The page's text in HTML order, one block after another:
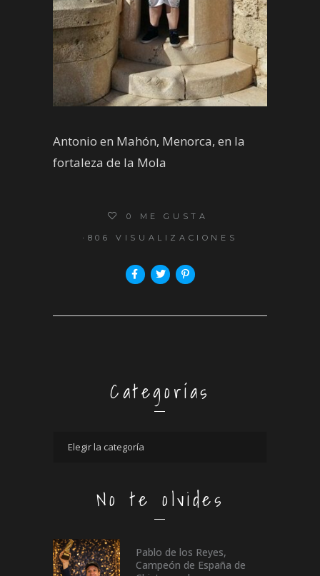
Antonio en Mahón, Menorca, en la
fortaleza de la Mola
0 ME GUSTA
806 VISUALIZACIONES
Categorías
No te olvides
Pablo de los Reyes,
Campeón de España de